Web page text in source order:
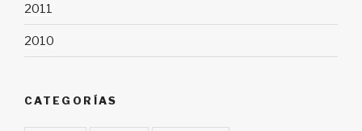
2011
2010
CATEGORÍAS